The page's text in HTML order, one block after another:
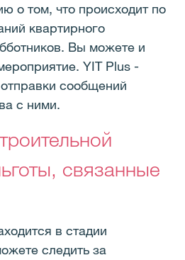
о том, что происходит по
квартирного
Вы можете и
YIT Plus -
сообщений
с ними.
связанные
в стадии
следить за